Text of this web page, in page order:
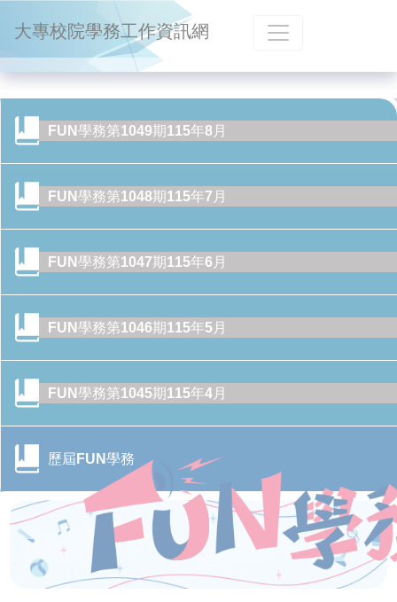
大專校院學務工作資訊網
FUN學務第1049期115年8月
FUN學務第1048期115年7月
FUN學務第1047期115年6月
FUN學務第1046期115年5月
FUN學務第1045期115年4月
歷屆FUN學務